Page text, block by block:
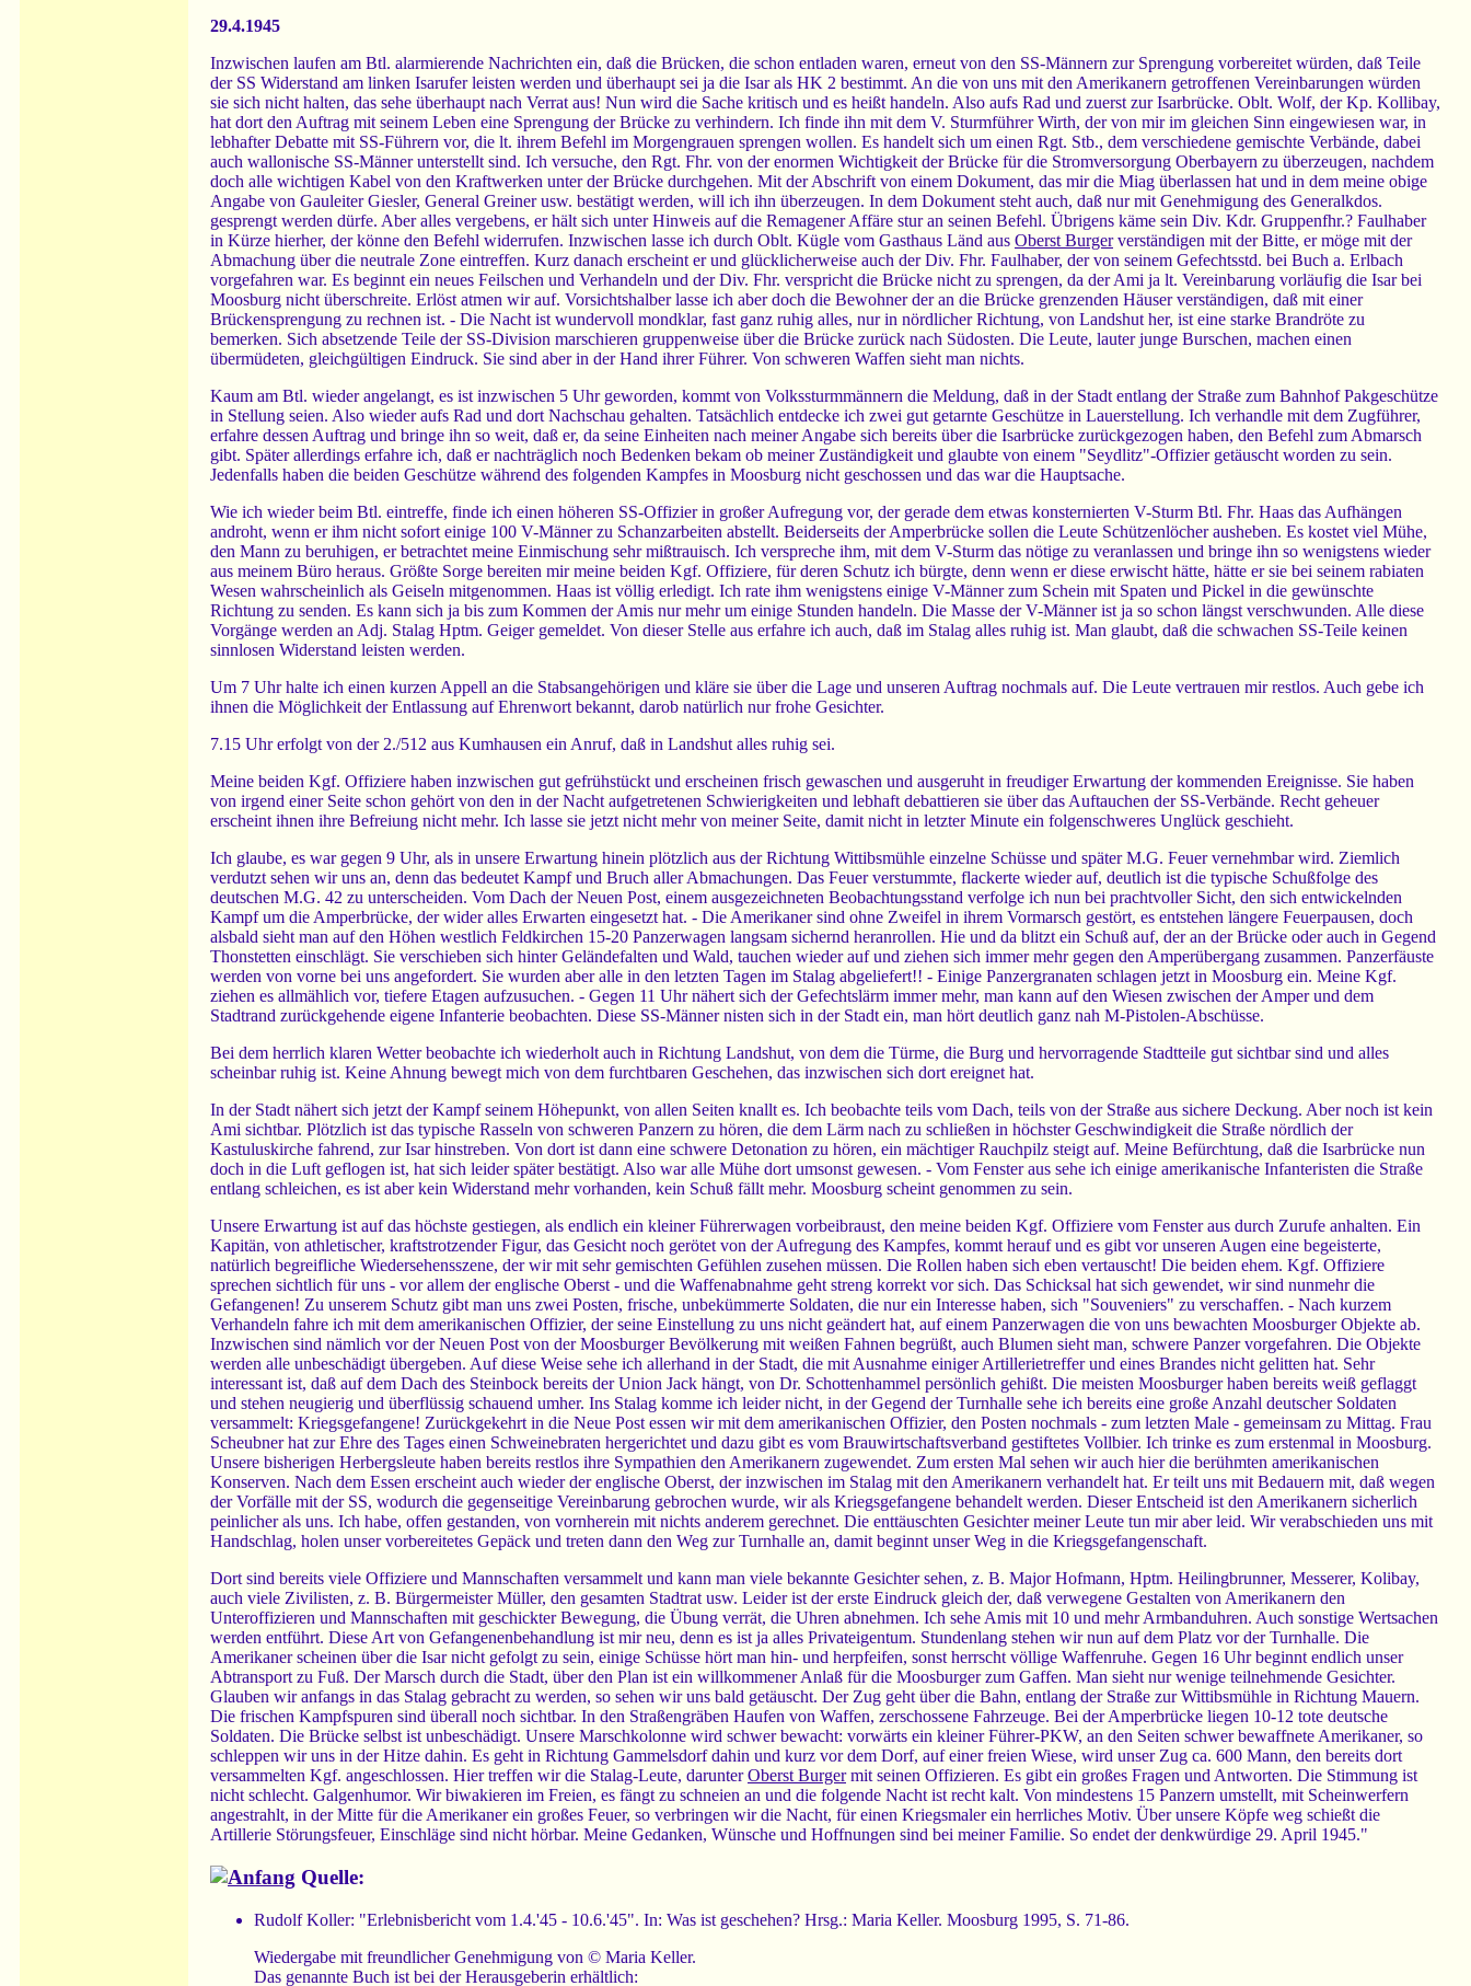
29.4.1945
Inzwischen laufen am Btl. alarmierende Nachrichten ein, daß die Brücken, die schon entladen waren, erneut von den SS-Männern zur Sprengung vorbereitet würden, daß Teile
der SS Widerstand am linken Isarufer leisten werden und überhaupt sei ja die Isar als HK 2 bestimmt. An die von uns mit den Amerikanern getroffenen Vereinbarungen würden
sie sich nicht halten, das sehe überhaupt nach Verrat aus! Nun wird die Sache kritisch und es heißt handeln. Also aufs Rad und zuerst zur Isarbrücke. Oblt. Wolf, der Kp. Kollibay,
hat dort den Auftrag mit seinem Leben eine Sprengung der Brücke zu verhindern. Ich finde ihn mit dem V. Sturmführer Wirth, der von mir im gleichen Sinn eingewiesen war, in
lebhafter Debatte mit SS-Führern vor, die lt. ihrem Befehl im Morgengrauen sprengen wollen. Es handelt sich um einen Rgt. Stb., dem verschiedene gemischte Verbände, dabei
auch wallonische SS-Männer unterstellt sind. Ich versuche, den Rgt. Fhr. von der enormen Wichtigkeit der Brücke für die Stromversorgung Oberbayern zu überzeugen, nachdem
doch alle wichtigen Kabel von den Kraftwerken unter der Brücke durchgehen. Mit der Abschrift von einem Dokument, das mir die Miag überlassen hat und in dem meine obige
Angabe von Gauleiter Giesler, General Greiner usw. bestätigt werden, will ich ihn überzeugen. In dem Dokument steht auch, daß nur mit Genehmigung des Generalkdos.
gesprengt werden dürfe. Aber alles vergebens, er hält sich unter Hinweis auf die Remagener Affäre stur an seinen Befehl. Übrigens käme sein Div. Kdr. Gruppenfhr.? Faulhaber
in Kürze hierher, der könne den Befehl widerrufen. Inzwischen lasse ich durch Oblt. Kügle vom Gasthaus Länd aus Oberst Burgerverständigen mit der Bitte, er möge mit der
Abmachung über die neutrale Zone eintreffen. Kurz danach erscheint er und glücklicherweise auch der Div. Fhr. Faulhaber, der von seinem Gefechtsstd. bei Buch a. Erlbach
vorgefahren war. Es beginnt ein neues Feilschen und Verhandeln und der Div. Fhr. verspricht die Brücke nicht zu sprengen, da der Ami ja lt. Vereinbarung vorläufig die Isar bei
Moosburg nicht überschreite. Erlöst atmen wir auf. Vorsichtshalber lasse ich aber doch die Bewohner der an die Brücke grenzenden Häuser verständigen, daß mit einer
Brückensprengung zu rechnen ist. - Die Nacht ist wundervoll mondklar, fast ganz ruhig alles, nur in nördlicher Richtung, von Landshut her, ist eine starke Brandröte zu
bemerken. Sich absetzende Teile der SS-Division marschieren gruppenweise über die Brücke zurück nach Südosten. Die Leute, lauter junge Burschen, machen einen
übermüdeten, gleichgültigen Eindruck. Sie sind aber in der Hand ihrer Führer. Von schweren Waffen sieht man nichts.
Kaum am Btl. wieder angelangt, es ist inzwischen 5 Uhr geworden, kommt von Volkssturmmännern die Meldung, daß in der Stadt entlang der Straße zum Bahnhof Pakgeschütze
in Stellung seien. Also wieder aufs Rad und dort Nachschau gehalten. Tatsächlich entdecke ich zwei gut getarnte Geschütze in Lauerstellung. Ich verhandle mit dem Zugführer,
erfahre dessen Auftrag und bringe ihn so weit, daß er, da seine Einheiten nach meiner Angabe sich bereits über die Isarbrücke zurückgezogen haben, den Befehl zum Abmarsch
gibt. Später allerdings erfahre ich, daß er nachträglich noch Bedenken bekam ob meiner Zuständigkeit und glaubte von einem "Seydlitz"-Offizier getäuscht worden zu sein.
Jedenfalls haben die beiden Geschütze während des folgenden Kampfes in Moosburg nicht geschossen und das war die Hauptsache.
Wie ich wieder beim Btl. eintreffe, finde ich einen höheren SS-Offizier in großer Aufregung vor, der gerade dem etwas konsternierten V-Sturm Btl. Fhr. Haas das Aufhängen
androht, wenn er ihm nicht sofort einige 100 V-Männer zu Schanzarbeiten abstellt. Beiderseits der Amperbrücke sollen die Leute Schützenlöcher ausheben. Es kostet viel Mühe,
den Mann zu beruhigen, er betrachtet meine Einmischung sehr mißtrauisch. Ich verspreche ihm, mit dem V-Sturm das nötige zu veranlassen und bringe ihn so wenigstens wieder
aus meinem Büro heraus. Größte Sorge bereiten mir meine beiden Kgf. Offiziere, für deren Schutz ich bürgte, denn wenn er diese erwischt hätte, hätte er sie bei seinem rabiaten
Wesen wahrscheinlich als Geiseln mitgenommen. Haas ist völlig erledigt. Ich rate ihm wenigstens einige V-Männer zum Schein mit Spaten und Pickel in die gewünschte
Richtung zu senden. Es kann sich ja bis zum Kommen der Amis nur mehr um einige Stunden handeln. Die Masse der V-Männer ist ja so schon längst verschwunden. Alle diese
Vorgänge werden an Adj. Stalag Hptm. Geiger gemeldet. Von dieser Stelle aus erfahre ich auch, daß im Stalag alles ruhig ist. Man glaubt, daß die schwachen SS-Teile keinen
sinnlosen Widerstand leisten werden.
Um 7 Uhr halte ich einen kurzen Appell an die Stabsangehörigen und kläre sie über die Lage und unseren Auftrag nochmals auf. Die Leute vertrauen mir restlos. Auch gebe ich
ihnen die Möglichkeit der Entlassung auf Ehrenwort bekannt, darob natürlich nur frohe Gesichter.
7.15 Uhr erfolgt von der 2./512 aus Kumhausen ein Anruf, daß in Landshut alles ruhig sei.
Meine beiden Kgf. Offiziere haben inzwischen gut gefrühstückt und erscheinen frisch gewaschen und ausgeruht in freudiger Erwartung der kommenden Ereignisse. Sie haben
von irgend einer Seite schon gehört von den in der Nacht aufgetretenen Schwierigkeiten und lebhaft debattieren sie über das Auftauchen der SS-Verbände. Recht geheuer
erscheint ihnen ihre Befreiung nicht mehr. Ich lasse sie jetzt nicht mehr von meiner Seite, damit nicht in letzter Minute ein folgenschweres Unglück geschieht.
Ich glaube, es war gegen 9 Uhr, als in unsere Erwartung hinein plötzlich aus der Richtung Wittibsmühle einzelne Schüsse und später M.G. Feuer vernehmbar wird. Ziemlich
verdutzt sehen wir uns an, denn das bedeutet Kampf und Bruch aller Abmachungen. Das Feuer verstummte, flackerte wieder auf, deutlich ist die typische Schußfolge des
deutschen M.G. 42 zu unterscheiden. Vom Dach der Neuen Post, einem ausgezeichneten Beobachtungsstand verfolge ich nun bei prachtvoller Sicht, den sich entwickelnden
Kampf um die Amperbrücke, der wider alles Erwarten eingesetzt hat. - Die Amerikaner sind ohne Zweifel in ihrem Vormarsch gestört, es entstehen längere Feuerpausen, doch
alsbald sieht man auf den Höhen westlich Feldkirchen 15-20 Panzerwagen langsam sichernd heranrollen. Hie und da blitzt ein Schuß auf, der an der Brücke oder auch in Gegend
Thonstetten einschlägt. Sie verschieben sich hinter Geländefalten und Wald, tauchen wieder auf und ziehen sich immer mehr gegen den Amperübergang zusammen. Panzerfäuste
werden von vorne bei uns angefordert. Sie wurden aber alle in den letzten Tagen im Stalag abgeliefert!! - Einige Panzergranaten schlagen jetzt in Moosburg ein. Meine Kgf.
ziehen es allmählich vor, tiefere Etagen aufzusuchen. - Gegen 11 Uhr nähert sich der Gefechtslärm immer mehr, man kann auf den Wiesen zwischen der Amper und dem
Stadtrand zurückgehende eigene Infanterie beobachten. Diese SS-Männer nisten sich in der Stadt ein, man hört deutlich ganz nah M-Pistolen-Abschüsse.
Bei dem herrlich klaren Wetter beobachte ich wiederholt auch in Richtung Landshut, von dem die Türme, die Burg und hervorragende Stadtteile gut sichtbar sind und alles
scheinbar ruhig ist. Keine Ahnung bewegt mich von dem furchtbaren Geschehen, das inzwischen sich dort ereignet hat.
In der Stadt nähert sich jetzt der Kampf seinem Höhepunkt, von allen Seiten knallt es. Ich beobachte teils vom Dach, teils von der Straße aus sichere Deckung. Aber noch ist kein
Ami sichtbar. Plötzlich ist das typische Rasseln von schweren Panzern zu hören, die dem Lärm nach zu schließen in höchster Geschwindigkeit die Straße nördlich der
Kastuluskirche fahrend, zur Isar hinstreben. Von dort ist dann eine schwere Detonation zu hören, ein mächtiger Rauchpilz steigt auf. Meine Befürchtung, daß die Isarbrücke nun
doch in die Luft geflogen ist, hat sich leider später bestätigt. Also war alle Mühe dort umsonst gewesen. - Vom Fenster aus sehe ich einige amerikanische Infanteristen die Straße
entlang schleichen, es ist aber kein Widerstand mehr vorhanden, kein Schuß fällt mehr. Moosburg scheint genommen zu sein.
Unsere Erwartung ist auf das höchste gestiegen, als endlich ein kleiner Führerwagen vorbeibraust, den meine beiden Kgf. Offiziere vom Fenster aus durch Zurufe anhalten. Ein
Kapitän, von athletischer, kraftstrotzender Figur, das Gesicht noch gerötet von der Aufregung des Kampfes, kommt herauf und es gibt vor unseren Augen eine begeisterte,
natürlich begreifliche Wiedersehensszene, der wir mit sehr gemischten Gefühlen zusehen müssen. Die Rollen haben sich eben vertauscht! Die beiden ehem. Kgf. Offiziere
sprechen sichtlich für uns - vor allem der englische Oberst - und die Waffenabnahme geht streng korrekt vor sich. Das Schicksal hat sich gewendet, wir sind nunmehr die
Gefangenen! Zu unserem Schutz gibt man uns zwei Posten, frische, unbekümmerte Soldaten, die nur ein Interesse haben, sich "Souveniers" zu verschaffen. - Nach kurzem
Verhandeln fahre ich mit dem amerikanischen Offizier, der seine Einstellung zu uns nicht geändert hat, auf einem Panzerwagen die von uns bewachten Moosburger Objekte ab.
Inzwischen sind nämlich vor der Neuen Post von der Moosburger Bevölkerung mit weißen Fahnen begrüßt, auch Blumen sieht man, schwere Panzer vorgefahren. Die Objekte
werden alle unbeschädigt übergeben. Auf diese Weise sehe ich allerhand in der Stadt, die mit Ausnahme einiger Artillerietreffer und eines Brandes nicht gelitten hat. Sehr
interessant ist, daß auf dem Dach des Steinbock bereits der Union Jack hängt, von Dr. Schottenhammel persönlich gehißt. Die meisten Moosburger haben bereits weiß geflaggt
und stehen neugierig und überflüssig schauend umher. Ins Stalag komme ich leider nicht, in der Gegend der Turnhalle sehe ich bereits eine große Anzahl deutscher Soldaten
versammelt: Kriegsgefangene! Zurückgekehrt in die Neue Post essen wir mit dem amerikanischen Offizier, den Posten nochmals - zum letzten Male - gemeinsam zu Mittag. Frau
Scheubner hat zur Ehre des Tages einen Schweinebraten hergerichtet und dazu gibt es vom Brauwirtschaftsverband gestiftetes Vollbier. Ich trinke es zum erstenmal in Moosburg.
Unsere bisherigen Herbergsleute haben bereits restlos ihre Sympathien den Amerikanern zugewendet. Zum ersten Mal sehen wir auch hier die berühmten amerikanischen
Konserven. Nach dem Essen erscheint auch wieder der englische Oberst, der inzwischen im Stalag mit den Amerikanern verhandelt hat. Er teilt uns mit Bedauern mit, daß wegen
der Vorfälle mit der SS, wodurch die gegenseitige Vereinbarung gebrochen wurde, wir als Kriegsgefangene behandelt werden. Dieser Entscheid ist den Amerikanern sicherlich
peinlicher als uns. Ich habe, offen gestanden, von vornherein mit nichts anderem gerechnet. Die enttäuschten Gesichter meiner Leute tun mir aber leid. Wir verabschieden uns mit
Handschlag, holen unser vorbereitetes Gepäck und treten dann den Weg zur Turnhalle an, damit beginnt unser Weg in die Kriegsgefangenschaft.
Dort sind bereits viele Offiziere und Mannschaften versammelt und kann man viele bekannte Gesichter sehen, z. B. Major Hofmann, Hptm. Heilingbrunner, Messerer, Kolibay,
auch viele Zivilisten, z. B. Bürgermeister Müller, den gesamten Stadtrat usw. Leider ist der erste Eindruck gleich der, daß verwegene Gestalten von Amerikanern den
Unteroffizieren und Mannschaften mit geschickter Bewegung, die Übung verrät, die Uhren abnehmen. Ich sehe Amis mit 10 und mehr Armbanduhren. Auch sonstige Wertsachen
werden entführt. Diese Art von Gefangenenbehandlung ist mir neu, denn es ist ja alles Privateigentum. Stundenlang stehen wir nun auf dem Platz vor der Turnhalle. Die
Amerikaner scheinen über die Isar nicht gefolgt zu sein, einige Schüsse hört man hin- und herpfeifen, sonst herrscht völlige Waffenruhe. Gegen 16 Uhr beginnt endlich unser
Abtransport zu Fuß. Der Marsch durch die Stadt, über den Plan ist ein willkommener Anlaß für die Moosburger zum Gaffen. Man sieht nur wenige teilnehmende Gesichter.
Glauben wir anfangs in das Stalag gebracht zu werden, so sehen wir uns bald getäuscht. Der Zug geht über die Bahn, entlang der Straße zur Wittibsmühle in Richtung Mauern.
Die frischen Kampfspuren sind überall noch sichtbar. In den Straßengräben Haufen von Waffen, zerschossene Fahrzeuge. Bei der Amperbrücke liegen 10-12 tote deutsche
Soldaten. Die Brücke selbst ist unbeschädigt. Unsere Marschkolonne wird schwer bewacht: vorwärts ein kleiner Führer-PKW, an den Seiten schwer bewaffnete Amerikaner, so
schleppen wir uns in der Hitze dahin. Es geht in Richtung Gammelsdorf dahin und kurz vor dem Dorf, auf einer freien Wiese, wird unser Zug ca. 600 Mann, den bereits dort
versammelten Kgf. angeschlossen. Hier treffen wir die Stalag-Leute, darunterOberst Burgermit seinen Offizieren. Es gibt ein großes Fragen und Antworten. Die Stimmung ist
nicht schlecht. Galgenhumor. Wir biwakieren im Freien, es fängt zu schneien an und die folgende Nacht ist recht kalt. Von mindestens 15 Panzern umstellt, mit Scheinwerfern
angestrahlt, in der Mitte für die Amerikaner ein großes Feuer, so verbringen wir die Nacht, für einen Kriegsmaler ein herrliches Motiv. Über unsere Köpfe weg schießt die
Artillerie Störungsfeuer, Einschläge sind nicht hörbar. Meine Gedanken, Wünsche und Hoffnungen sind bei meiner Familie. So endet der denkwürdige 29. April 1945."
Quelle:
Rudolf Koller: "Erlebnisbericht vom 1.4.'45 - 10.6.'45". In: Was ist geschehen? Hrsg.: Maria Keller. Moosburg 1995, S. 71-86.
Wiedergabe mit freundlicher Genehmigung von © Maria Keller.
Das genannte Buch ist bei der Herausgeberin erhältlich: